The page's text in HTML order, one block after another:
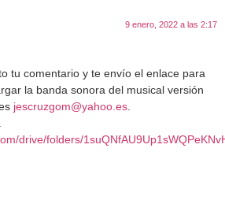
9 enero, 2022 a las 2:17
tu comentario y te envío el enlace para
la banda sonora del musical versión
jescruzgom@yahoo.es
drive/folders/